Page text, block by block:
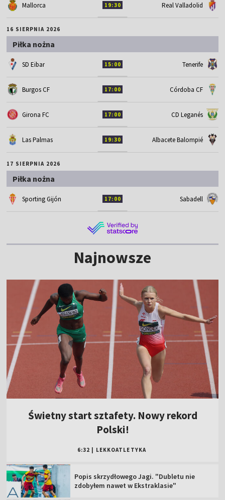
Mallorca 19:30 Real Valladolid
16 SIERPNIA 2026
Piłka nożna
SD Eibar 15:00 Tenerife
Burgos CF 17:00 Córdoba CF
Girona FC 17:00 CD Leganés
Las Palmas 19:30 Albacete Balompié
17 SIERPNIA 2026
Piłka nożna
Sporting Gijón 17:00 Sabadell
Najnowsze
Świetny start sztafety. Nowy rekord
Polski!
6:32 LEKKOATLETYKA
Popis skrzydłowego Jagi. "Dubletu nie
zdobyłem nawet w Ekstraklasie"